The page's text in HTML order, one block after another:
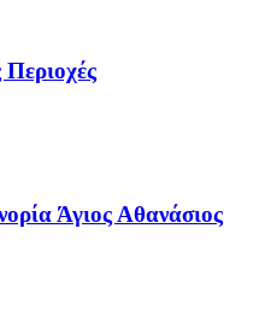
Άγιος Αθανάσιος